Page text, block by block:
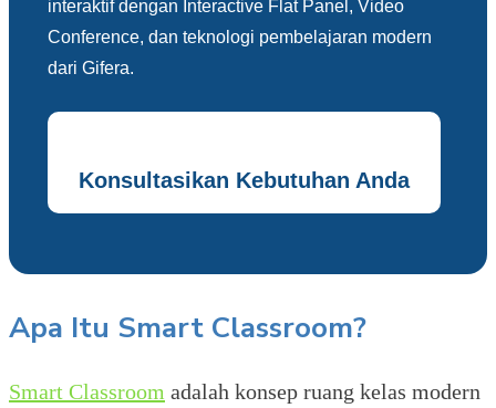
interaktif dengan Interactive Flat Panel, Video
Conference, dan teknologi pembelajaran modern
dari Gifera.
Konsultasikan Kebutuhan Anda
Apa Itu Smart Classroom?
Smart Classroom adalah konsep ruang kelas modern